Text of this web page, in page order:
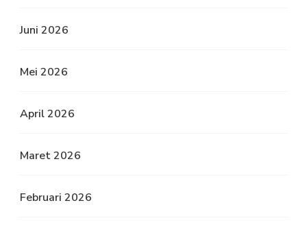
Juni 2026
Mei 2026
April 2026
Maret 2026
Februari 2026